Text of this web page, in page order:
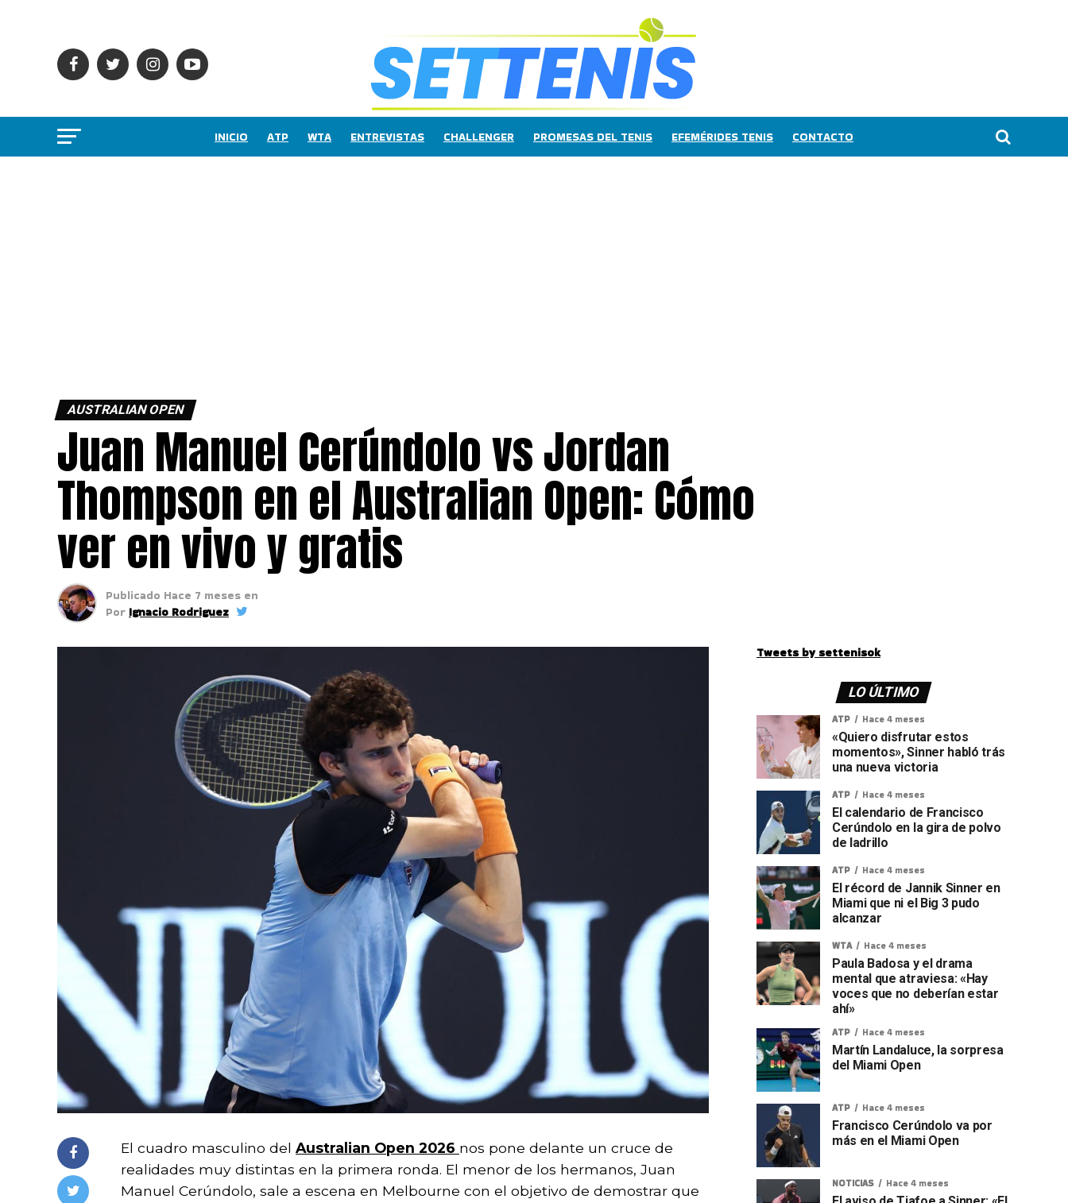
INICIO ATP WTA ENTREVISTAS CHALLENGER PROMESAS DEL TENIS EFEMÉRIDES TENIS CONTACTO
AUSTRALIAN OPEN
Juan Manuel Cerúndolo vs Jordan
Thompson en el Australian Open: Cómo
ver en vivo y gratis
Publicado Hace 7 meses en
Por Ignacio Rodriguez
El cuadro masculino del Australian Open 2026 nos pone delante un cruce de
realidades muy distintas en la primera ronda. El menor de los hermanos, Juan
Manuel Cerúndolo, sale a escena en Melbourne con el objetivo de demostrar que
Tweets by settenisok
LO ÚLTIMO
ATP Hace 4 meses
«Quiero disfrutar estos
momentos», Sinner habló trás
una nueva victoria
ATP Hace 4 meses
El calendario de Francisco
Cerúndolo en la gira de polvo
de ladrillo
ATP Hace 4 meses
El récord de Jannik Sinner en
Miami que ni el Big 3 pudo
alcanzar
WTA Hace 4 meses
Paula Badosa y el drama
mental que atraviesa: «Hay
voces que no deberían estar
ahí»
ATP Hace 4 meses
Martín Landaluce, la sorpresa
del Miami Open
ATP Hace 4 meses
Francisco Cerúndolo va por
más en el Miami Open
NOTICIAS Hace 4 meses